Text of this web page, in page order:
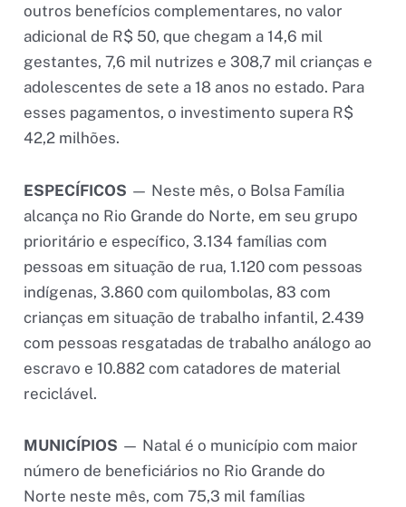
outros benefícios complementares, no valor
adicional de R$ 50, que chegam a 14,6 mil
gestantes, 7,6 mil nutrizes e 308,7 mil crianças e
adolescentes de sete a 18 anos no estado. Para
esses pagamentos, o investimento supera R$
42,2 milhões.
ESPECÍFICOS — Neste mês, o Bolsa Família
alcança no Rio Grande do Norte, em seu grupo
prioritário e específico, 3.134 famílias com
pessoas em situação de rua, 1.120 com pessoas
indígenas, 3.860 com quilombolas, 83 com
crianças em situação de trabalho infantil, 2.439
com pessoas resgatadas de trabalho análogo ao
escravo e 10.882 com catadores de material
reciclável.
MUNICÍPIOS — Natal é o município com maior
número de beneficiários no Rio Grande do
Norte neste mês, com 75,3 mil famílias